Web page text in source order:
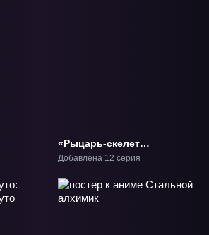
«Рыцарь-скелет
вступает в
ТВ-1
Добавлена 12 серия